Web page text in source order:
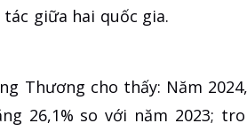
giữa hai quốc gia.
Thương cho thấy: Năm
26,1% so với năm 2023;